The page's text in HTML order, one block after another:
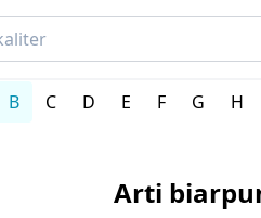
Bahasa Jepang
B C D E F G H
Arti